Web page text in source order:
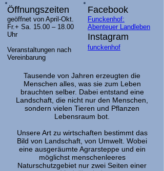
Öffnungszeiten
geöffnet von April-Okt.
Fr.+ Sa. 15.00 – 18.00
Uhr
Veranstaltungen nach
Vereinbarung
Facebook
Funckenhof:
Abenteuer Landleben
Instagram
funckenhof
Tausende von Jahren erzeugten die
Menschen alles, was sie zum Leben
brauchten selber. Dabei entstand eine
Landschaft, die nicht nur den Menschen,
sondern vielen Tieren und Pflanzen
Lebensraum bot.
Unsere Art zu wirtschaften bestimmt das
Bild von Landschaft, von Umwelt. Wobei
eine ausgeräumte Agrarsteppe und ein
möglichst menschenleeres
Naturschutzgebiet nur zwei Seiten einer